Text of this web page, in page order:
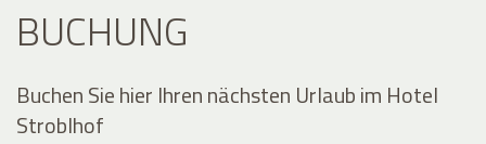
BUCHUNG
Buchen Sie hier Ihren nächsten Urlaub im Hotel
Stroblhof